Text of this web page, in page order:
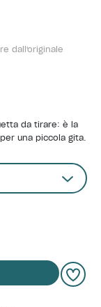
dall'originale
da tirare: è la
una piccola gita.